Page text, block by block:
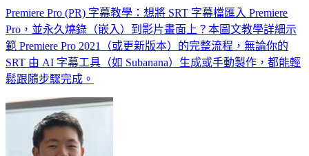
Premiere Pro (PR) 字幕教學：想將 SRT 字幕檔匯入 Premiere
Pro，並永久燒錄（嵌入）到影片畫面上？本圖文教學詳細示
範 Premiere Pro 2021（或更新版本）的完整流程，無論你的
SRT 由 AI 字幕工具（如 Subanana）生成或手動製作，都能輕
鬆跟隨步驟完成。